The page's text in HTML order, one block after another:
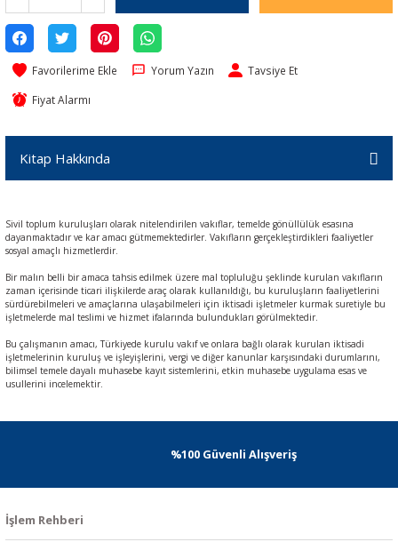
Yorum Yazın Tavsiye Et
Fiyat Alarmı
Kitap Hakkında
Sivil toplum kuruluşları olarak nitelendirilen vakıflar, temelde gönüllülük esasına
dayanmaktadır ve kar amacı gütmemektedirler. Vakıfların gerçekleştirdikleri faaliyetler
sosyal amaçlı hizmetlerdir.
Bir malın belli bir amaca tahsis edilmek üzere mal topluluğu şeklinde kurulan vakıfların
zaman içerisinde ticari ilişkilerde araç olarak kullanıldığı, bu kuruluşların faaliyetlerini
sürdürebilmeleri ve amaçlarına ulaşabilmeleri için iktisadi işletmeler kurmak suretiyle bu
işletmelerde mal teslimi ve hizmet ifalarında bulundukları görülmektedir.
Bu çalışmanın amacı, Türkiyede kurulu vakıf ve onlara bağlı olarak kurulan iktisadi
işletmelerinin kuruluş ve işleyişlerini, vergi ve diğer kanunlar karşısındaki durumlarını,
bilimsel temele dayalı muhasebe kayıt sistemlerini, etkin muhasebe uygulama esas ve
usullerini incelemektir.
%100 Güvenli Alışveriş
İşlem Rehberi